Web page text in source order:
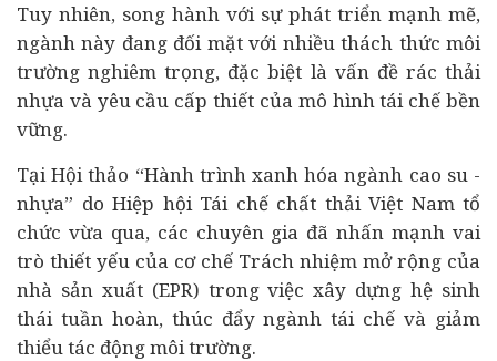
Tuy nhiên, song hành với sự phát triển mạnh mẽ,
ngành này đang đối mặt với nhiều thách thức môi
trường nghiêm trọng, đặc biệt là vấn đề rác thải
nhựa và yêu cầu cấp thiết của mô hình tái chế bền
vững.
Tại Hội thảo “Hành trình xanh hóa ngành cao su -
nhựa” do Hiệp hội Tái chế chất thải Việt Nam tổ
chức vừa qua, các chuyên gia đã nhấn mạnh vai
trò thiết yếu của cơ chế Trách nhiệm mở rộng của
nhà sản xuất (EPR) trong việc xây dựng hệ sinh
thái tuần hoàn, thúc đẩy ngành tái chế và giảm
thiểu tác động môi trường.